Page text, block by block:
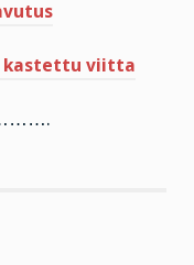
kastettu viitta